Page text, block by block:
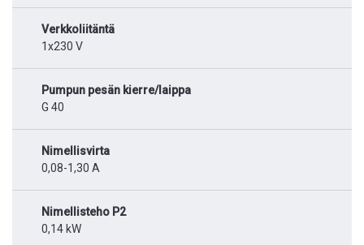
Verkkoliitäntä
1x230 V
Pumpun pesän kierre/laippa
G 40
Nimellisvirta
0,08-1,30 A
Nimellisteho P2
0,14 kW